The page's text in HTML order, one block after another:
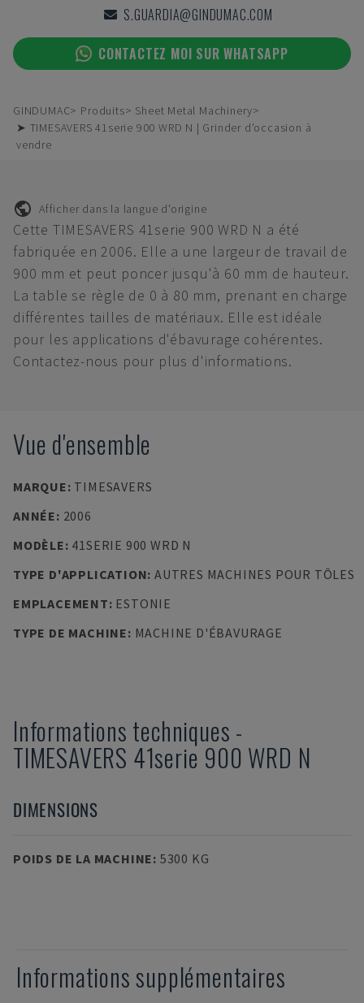
S.GUARDIA@GINDUMAC.COM
CONTACTEZ MOI SUR WHATSAPP
GINDUMAC Produits
Sheet Metal Machinery
➤ TIMESAVERS 41serie 900 WRD N | Grinder d'occasion à
vendre
Afficher dans la langue d'origine
Cette TIMESAVERS 41serie 900 WRD N a été
fabriquée en 2006. Elle a une largeur de travail de
900 mm et peut poncer jusqu'à 60 mm de hauteur.
La table se règle de 0 à 80 mm, prenant en charge
différentes tailles de matériaux. Elle est idéale
pour les applications d'ébavurage cohérentes.
Contactez-nous pour plus d'informations.
Vue d'ensemble
MARQUE: TIMESAVERS
ANNÉE: 2006
MODÈLE: 41SERIE 900 WRD N
TYPE D'APPLICATION: AUTRES MACHINES POUR TÔLES
EMPLACEMENT: ESTONIE
TYPE DE MACHINE: MACHINE D'ÉBAVURAGE
Informations techniques -
TIMESAVERS 41serie 900 WRD N
DIMENSIONS
POIDS DE LA MACHINE: 5300 KG
Informations supplémentaires